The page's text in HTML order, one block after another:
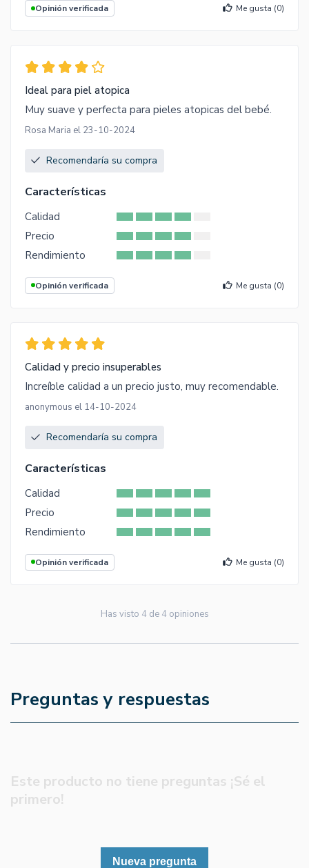
Opinión verificada Me gusta (0)
Ideal para piel atopica
Muy suave y perfecta para pieles atopicas del bebé.
Rosa Maria el 23-10-2024
Recomendaría su compra
Características
Calidad
Precio
Rendimiento
Opinión verificada Me gusta (0)
Calidad y precio insuperables
Increíble calidad a un precio justo, muy recomendable.
anonymous el 14-10-2024
Recomendaría su compra
Características
Calidad
Precio
Rendimiento
Opinión verificada Me gusta (0)
Has visto 4de 4opiniones
Preguntas y respuestas
Este producto no tiene preguntas ¡Sé el
primero!
Nueva pregunta